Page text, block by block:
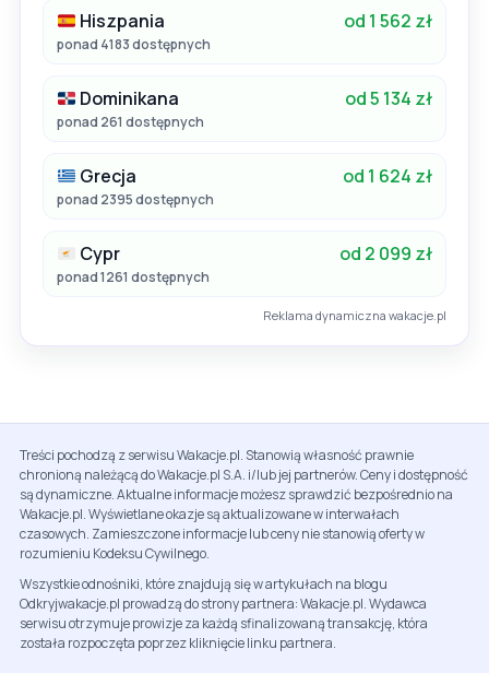
Hiszpania od 1 562 zł
ponad 4183 dostępnych
Dominikana od 5 134 zł
ponad 261 dostępnych
Grecja od 1 624 zł
ponad 2395 dostępnych
Cypr od 2 099 zł
ponad 1261 dostępnych
Reklama dynamiczna wakacje.pl
Treści pochodzą z serwisu Wakacje.pl. Stanowią własność prawnie
chronioną należącą do Wakacje.pl S.A. i/lub jej partnerów. Ceny i dostępność
są dynamiczne. Aktualne informacje możesz sprawdzić bezpośrednio na
Wakacje.pl. Wyświetlane okazje są aktualizowane w interwałach
czasowych. Zamieszczone informacje lub ceny nie stanowią oferty w
rozumieniu Kodeksu Cywilnego.
Wszystkie odnośniki, które znajdują się w artykułach na blogu
Odkryjwakacje.pl prowadzą do strony partnera: Wakacje.pl. Wydawca
serwisu otrzymuje prowizje za każdą sfinalizowaną transakcję, która
została rozpoczęta poprzez kliknięcie linku partnera.